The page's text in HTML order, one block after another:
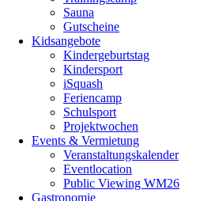
Sauna
Gutscheine
Kidsangebote
Kindergeburtstag
Kindersport
iSquash
Feriencamp
Schulsport
Projektwochen
Events & Vermietung
Veranstaltungskalender
Eventlocation
Public Viewing WM26
Gastronomie